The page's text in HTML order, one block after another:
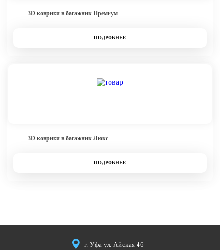
3D коврики в багажник Премиум
ПОДРОБНЕЕ
3D коврики в багажник Люкс
ПОДРОБНЕЕ
г. Уфа ул. Айская 46